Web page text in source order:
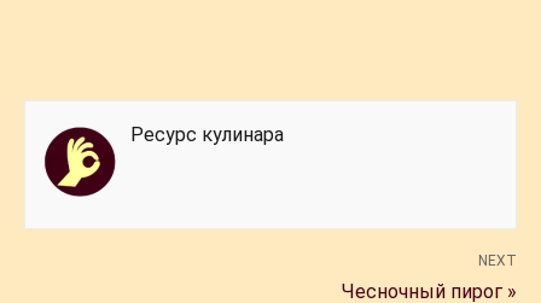
Ресурс кулинара
NEXT
Чесночный пирог »